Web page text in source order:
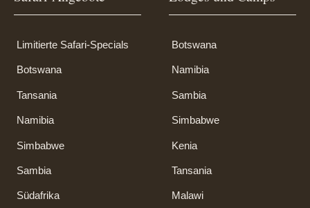
Limitierte Safari-Specials
Botswana
Tansania
Namibia
Simbabwe
Sambia
Südafrika
Botswana
Namibia
Sambia
Simbabwe
Kenia
Tansania
Malawi